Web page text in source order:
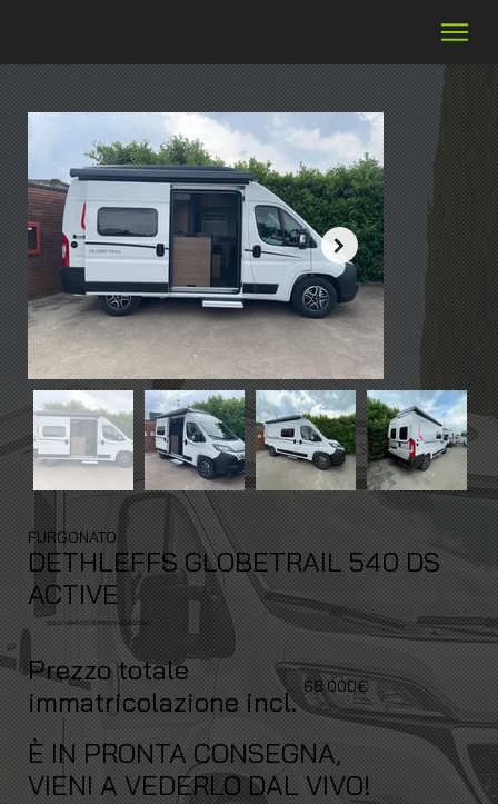
FURGONATO
DETHLEFFS GLOBETRAIL 540 DS
ACTIVE
SOLO 1 RIMASTO IN PRONTA CONSEGNA
Prezzo totale
immatricolazione incl. 68.000€
È IN PRONTA CONSEGNA,
VIENI A VEDERLO DAL VIVO!